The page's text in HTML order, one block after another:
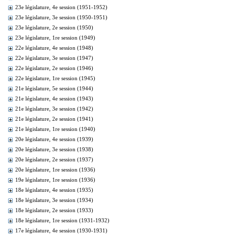
23e législature, 4e session (1951-1952)
23e législature, 3e session (1950-1951)
23e législature, 2e session (1950)
23e législature, 1re session (1949)
22e législature, 4e session (1948)
22e législature, 3e session (1947)
22e législature, 2e session (1946)
22e législature, 1re session (1945)
21e législature, 5e session (1944)
21e législature, 4e session (1943)
21e législature, 3e session (1942)
21e législature, 2e session (1941)
21e législature, 1re session (1940)
20e législature, 4e session (1939)
20e législature, 3e session (1938)
20e législature, 2e session (1937)
20e législature, 1re session (1936)
19e législature, 1re session (1936)
18e législature, 4e session (1935)
18e législature, 3e session (1934)
18e législature, 2e session (1933)
18e législature, 1re session (1931-1932)
17e législature, 4e session (1930-1931)